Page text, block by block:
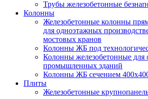
Трубы железобетонные
Колонны
Железобетонные колонны
для одноэтажных
мостовых кранов
Колонны ЖБ под
Колонны железобетонные для
промышленных зданий
Колонны ЖБ сечением
Плиты
Железобетонные